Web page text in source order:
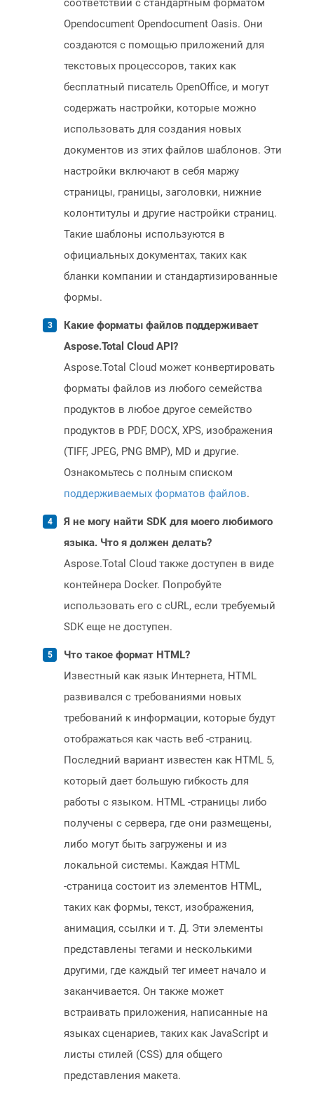
соответствии с стандартным форматом
Opendocument Opendocument Oasis. Они
создаются с помощью приложений для
текстовых процессоров, таких как
бесплатный писатель OpenOffice, и могут
содержать настройки, которые можно
использовать для создания новых
документов из этих файлов шаблонов. Эти
настройки включают в себя маржу
страницы, границы, заголовки, нижние
колонтитулы и другие настройки страниц.
Такие шаблоны используются в
официальных документах, таких как
бланки компании и стандартизированные
формы.
Какие форматы файлов поддерживает
Aspose.Total Cloud API?
Aspose.Total Cloud может конвертировать
форматы файлов из любого семейства
продуктов в любое другое семейство
продуктов в PDF, DOCX, XPS, изображения
(TIFF, JPEG, PNG BMP), MD и другие.
Ознакомьтесь с полным списком
поддерживаемых форматов файлов.
Я не могу найти SDK для моего любимого
языка. Что я должен делать?
Aspose.Total Cloud также доступен в виде
контейнера Docker. Попробуйте
использовать его с cURL, если требуемый
SDK еще не доступен.
Что такое формат HTML?
Известный как язык Интернета, HTML
развивался с требованиями новых
требований к информации, которые будут
отображаться как часть веб -страниц.
Последний вариант известен как HTML 5,
который дает большую гибкость для
работы с языком. HTML -страницы либо
получены с сервера, где они размещены,
либо могут быть загружены и из
локальной системы. Каждая HTML
-страница состоит из элементов HTML,
таких как формы, текст, изображения,
анимация, ссылки и т. Д. Эти элементы
представлены тегами и несколькими
другими, где каждый тег имеет начало и
заканчивается. Он также может
встраивать приложения, написанные на
языках сценариев, таких как JavaScript и
листы стилей (CSS) для общего
представления макета.